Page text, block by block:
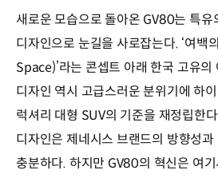
새로운 모습으로 돌아온 GV80는 특유
디자인으로 눈길을 사로잡는다. ‘여
Space)’라는 콘셉트 아래 한국 고유의
디자인 역시 고급스러운 분위기에 하
럭셔리 대형 SUV의 기준을 재정립한
디자인은 제네시스 브랜드의 방향성과
충분하다. 하지만 GV80의 혁신은 여